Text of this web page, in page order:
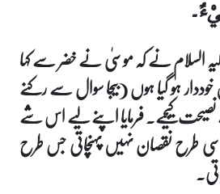
السلام نے کہ موسیٰ نے خضر سے کہا
ہو گیا ہوں (بیجا سوال سے رکنے
کیجیے۔ فرمایا اپنے لیے اس شے
اسی طرح نقصان نہیں پہنچاتی جس طرح